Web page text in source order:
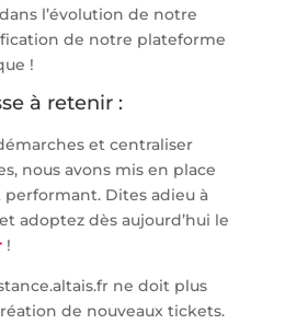
l’évolution de notre
de notre plateforme
!
à retenir :
et centraliser
nous avons mis en place
Dites adieu à
adoptez dès aujourd’hui le
!
ne doit plus
de nouveaux tickets.